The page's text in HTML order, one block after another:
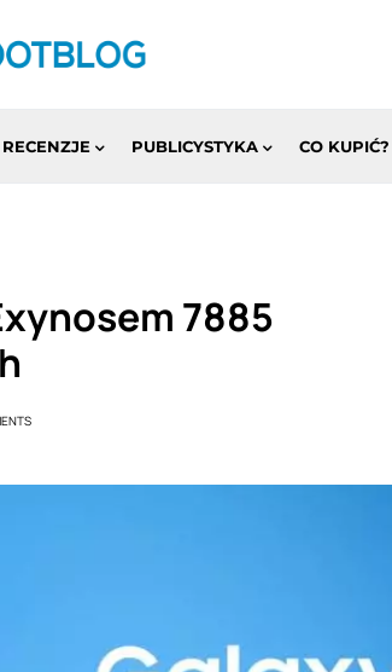
RECENZJE PUBLICYSTYKA CO KUPIĆ?
7885